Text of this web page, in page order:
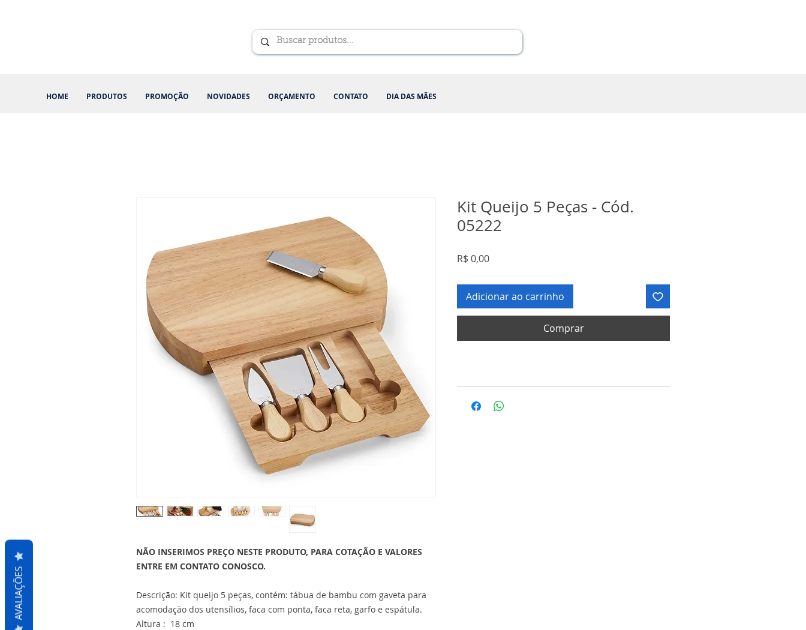
HOME PRODUTOS PROMOÇÃO NOVIDADES ORÇAMENTO CONTATO DIA DAS MÃES
NÃO INSERIMOS PREÇO NESTE PRODUTO, PARA COTAÇÃO E VALORES
ENTRE EM CONTATO CONOSCO.
Descrição: Kit queijo 5 peças, contém: tábua de bambu com gaveta para
acomodação dos utensílios, faca com ponta, faca reta, garfo e espátula.
Altura : 18 cm
Kit Queijo 5 Peças - Cód.
05222
R$ 0,00Preço
Adicionar ao carrinho
Comprar
AVALIAÇÕES